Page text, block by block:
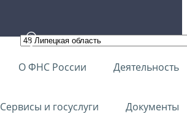
О ФНС России Деятельность
Сервисы и госуслуги Документы